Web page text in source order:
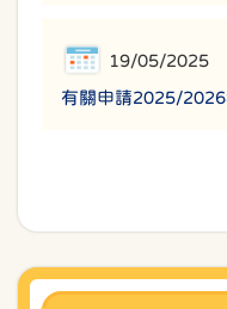
19/05/2025
有關申請2025/